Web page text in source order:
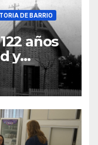
DE BARRIO
años
y